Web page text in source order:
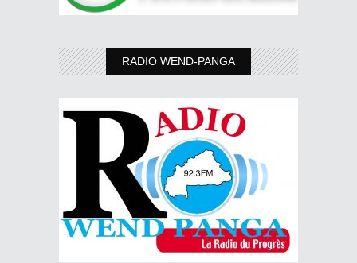
RADIO WEND-PANGA